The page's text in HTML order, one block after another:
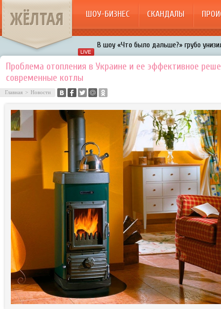
ЖЁЛТАЯ ШОУ-БИЗНЕС СКАНДАЛЫ
В шоу «Что было дальше?» грубо
Авербух зарождает в Бузовой новый
воровками
Галкин променял Дроботенко на
Расстались Энрике Иглесиас и Анна
Проблема отопления в Украине и ее эффективное
современные котлы
Главная > Новости